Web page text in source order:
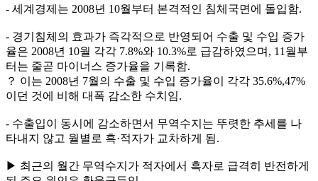
- 세계경제는 2008년 10월부터 본격적인 침체국면에 돌입함.
- 경기침체의 효과가 즉각적으로 반영되어 수출 및 수입 증가
율은 2008년 10월 각각 7.8%와 10.3%로 급감하였으며, 11월부
터는 줄곧 마이너스 증가율을 기록함.
？ 이는 2008년 7월의 수출 및 수입 증가율이 각각 35.6%,47%
이던 것에 비해 대폭 감소한 수치임.
- 수출입이 동시에 감소하면서 무역수지는 뚜렷한 추세를 나
타내지 않고 월별로 흑·적자가 교차하게 됨.
▶ 최근의 월간 무역수지가 적자에서 흑자로 급격히 반전하게